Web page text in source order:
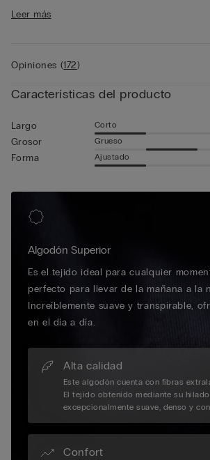
ligeramente afelpada en su interior, ciñe
cinturilla sin apretar, lo que garantiza una
slip sin el exceso de tela del bóxer largo.
sea especialmente resistente.
• Se ajusta suavemente al cuerpo
Leer más
Opiniones (172)
Características del producto
Largo Corto
Grosor Grueso
Forma Ajustado
Algodón Superior
Es el tejido ideal para cualquier
perfecto para llevar de la mañana a la
Increíblemente suave y transpirable,
en el día a día.
Alta calidad
Este algodón cuenta con fibras
El tejido obtenido mediante su
excepcionalmente suave, denso y
Confort